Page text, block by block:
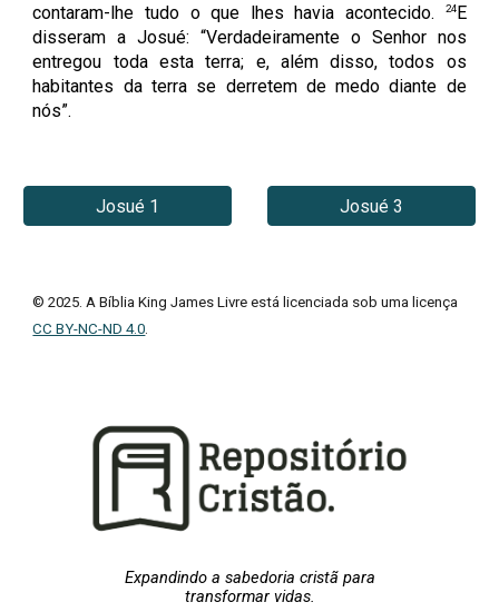
contaram-lhe tudo o que lhes havia acontecido.
24E
disseram a Josué: “Verdadeiramente o Senhor nos
entregou toda esta terra; e, além disso, todos os
habitantes da terra se derretem de medo diante de
nós”.
Josué 1 Josué 3
© 2025. A Bíblia King James Livre está licenciada sob uma licença
CC BY-NC-ND 4.0.
Expandindo a sabedoria cristã para
transformar vidas.